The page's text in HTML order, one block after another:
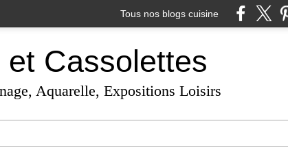
Tous nos blogs cuisine
Cassolettes
Aquarelle, Expositions Loisirs